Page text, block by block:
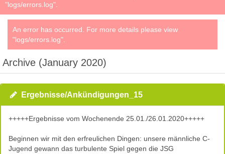
"logs/errors.log".
An error has occurred. For more details please view
"logs/errors.log".
Archive (January 2020)
Ergebnisse/Ankündigungen_15
+++++Ergebnisse vom Wochenende 25.01./26.01.2020+++++
Beginnen wir mit den erfreulichen Dingen: unsere männliche C-
Jugend gewann das turbulente Spiel gegen die JSG